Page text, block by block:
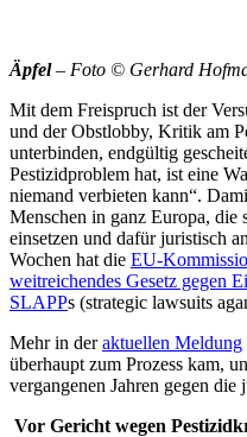
Äpfel– Foto © Gerhard
Mit dem Freispruch ist der
und der Obstlobby, Kritik am
unterbinden, endgültig
Pestizidproblem hat, ist eine
niemand verbieten kann“.
Menschen in ganz Europa, die
einsetzen und dafür juristisch
Wochen hat die EU-
weitreichendes Gesetz gegen
SLAPPs (strategic lawsuits
Mehr in deraktuellen Meldung
überhaupt zum Prozess kam,
vergangenen Jahren gegen
Vor Gericht wegen